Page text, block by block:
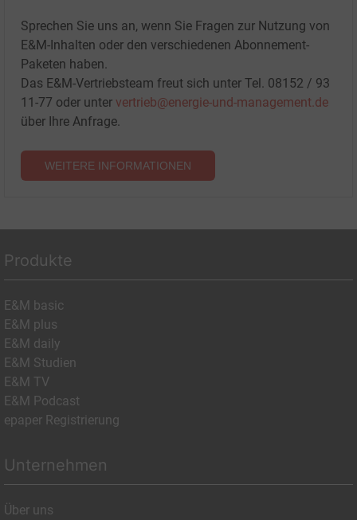
Sprechen Sie uns an, wenn Sie Fragen zur Nutzung von
E&M-Inhalten oder den verschiedenen Abonnement-
Paketen haben.
Das E&M-Vertriebsteam freut sich unter Tel. 08152 / 93
11-77 oder unter vertrieb@energie-und-management.de
über Ihre Anfrage.
WEITERE INFORMATIONEN
Produkte
E&M basic
E&M plus
E&M daily
E&M Studien
E&M TV
E&M Podcast
epaper Registrierung
Unternehmen
Über uns